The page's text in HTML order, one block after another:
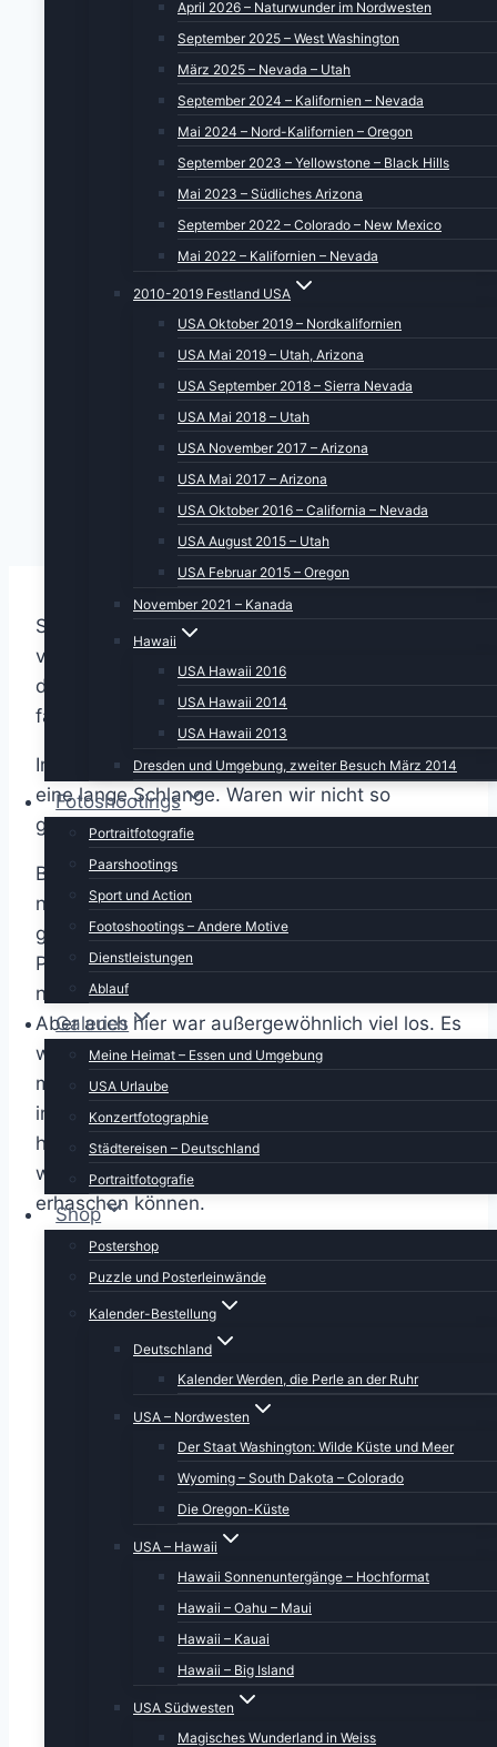
April 2026 – Naturwunder im Nordwesten
September 2025 – West Washington
März 2025 – Nevada – Utah
September 2024 – Kalifornien – Nevada
Mai 2024 – Nord-Kalifornien – Oregon
September 2023 – Yellowstone – Black Hills
Mai 2023 – Südliches Arizona
September 2022 – Colorado – New Mexico
Mai 2022 – Kalifornien – Nevada
2010-2019 Festland USA
USA Oktober 2019 – Nordkalifornien
USA Mai 2019 – Utah, Arizona
USA September 2018 – Sierra Nevada
USA Mai 2018 – Utah
USA November 2017 – Arizona
USA Mai 2017 – Arizona
USA Oktober 2016 – California – Nevada
USA August 2015 – Utah
USA Februar 2015 – Oregon
November 2021 – Kanada
Hawaii
USA Hawaii 2016
USA Hawaii 2014
USA Hawaii 2013
Dresden und Umgebung, zweiter Besuch März 2014
Fotoshootings
Portraitfotografie
Paarshootings
Sport und Action
Footoshootings – Andere Motive
Dienstleistungen
Ablauf
Galeries
Meine Heimat – Essen und Umgebung
USA Urlaube
Konzertfotographie
Städtereisen – Deutschland
Portraitfotografie
Shop
Postershop
Puzzle und Posterleinwände
Kalender-Bestellung
Deutschland
Kalender Werden, die Perle an der Ruhr
USA – Nordwesten
Der Staat Washington: Wilde Küste und Meer
Wyoming – South Dakota – Colorado
Die Oregon-Küste
USA – Hawaii
Hawaii Sonnenuntergänge – Hochformat
Hawaii – Oahu – Maui
Hawaii – Kauai
Hawaii – Big Island
USA Südwesten
Magisches Wunderland in Weiss
Schaade, wir müssen den Bryce Canyon
verlassen. Aber in Anbetracht der Tatsache,
dass sich schlechtes Wetter angekündigt hat,
fällt der Abschied nicht ganz so schwer.
Im Hotel vor dem Einlass zum Frühstücksraum
eine lange Schlange. Waren wir nicht so
gewohnt.
Bevor es auf die Piste geht, können wir uns
noch einen letzten Blick in den Canyon
gönnen. Da uns zwei Tage vorher der Bryce
Point so positiv aufgefallen war, fuhren wir
nach dem Auschecken kurzerhand dort hin.
Aber auch hier war außergewöhnlich viel los. Es
war absolut kein Parkplatz zu bekommen. Ich
musste zwei große Runden drehen und wurde
immer wieder weggescheucht. Die Damen
hatte ich schon rausgelassen, damit sie
wenigstens einen der großartigen Blicke
erhaschen können.